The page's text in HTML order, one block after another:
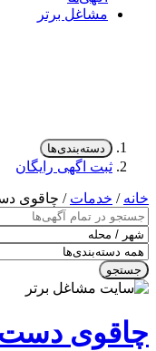
مشاغل برتر
دسته‌بندی‌ها
ثبت اگهی رایگان
/خدمات/ چاقوی دست
دست